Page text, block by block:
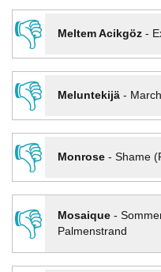
👎
Meltem Acikgöz-
👎
Meluntekijä-
👎
Monrose- Shame
👎
Mosaique-
Palmenstrand